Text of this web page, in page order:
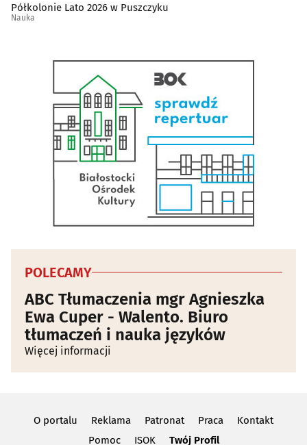
Półkolonie Lato 2026 w Puszczyku
Nauka
POLECAMY
ABC Tłumaczenia mgr Agnieszka
Ewa Cuper - Walento. Biuro
tłumaczeń i nauka języków
Więcej informacji
O portalu Reklama Patronat Praca
Kontakt
Pomoc
ISOK Twój Profil